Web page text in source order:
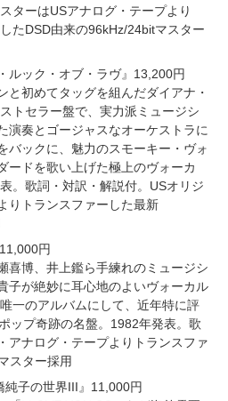
ターはUSアナログ・テープより
たDSD由来の96kHz/24bitマスター
ルック・オブ・ラヴ』13,200円
と初めてタッグを組んだダイアナ・
トセラー盤で、実力派ミュージシ
演奏とゴージャスなオーケストラに
バックに、魅力のスモーキー・ヴォ
ードを歌い上げた極上のヴォーカ
。歌詞・対訳・解説付。USオリジ
りトランスファーした最新
円
喜博、井上鑑ら手練れのミュージシ
子が絶妙に耳心地のよいヴォーカル
一のアルバムにして、近年特に評
ップ奇跡の名盤。1982年発表。歌
アナログ・テープよりトランスファ
スター採用
純子の世界III』11,000円